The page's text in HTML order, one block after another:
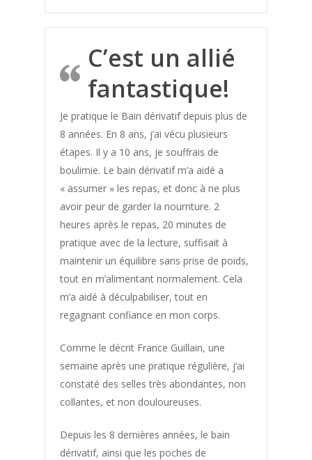
C’est un allié
fantastique!
Je pratique le Bain dérivatif depuis plus de
8 années. En 8 ans, j’ai vécu plusieurs
étapes. Il y a 10 ans, je souffrais de
boulimie. Le bain dérivatif m’a aidé a
« assumer » les repas, et donc à ne plus
avoir peur de garder la nourriture. 2
heures après le repas, 20 minutes de
pratique avec de la lecture, suffisait à
maintenir un équilibre sans prise de poids,
tout en m’alimentant normalement. Cela
m’a aidé à déculpabiliser, tout en
regagnant confiance en mon corps.
Comme le décrit France Guillain, une
semaine après une pratique régulière, j’ai
constaté des selles très abondantes, non
collantes, et non douloureuses.
Depuis les 8 dernières années, le bain
dérivatif, ainsi que les poches de
Déposer un
témoignage
Les
Acné
Acouphenes
Addiction au sucre
Affinement taille
Allergie saisonniere
Angine
Anti douleur
Arythmie